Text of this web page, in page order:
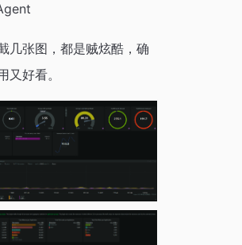
几张图，都是贼炫酷，确
又好看。